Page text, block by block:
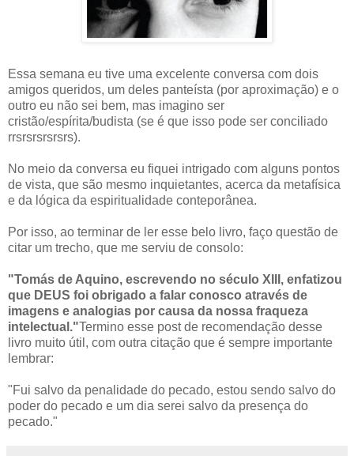
Essa semana eu tive uma excelente conversa com dois
amigos queridos, um deles panteísta (por aproximação) e o
outro eu não sei bem, mas imagino ser
cristão/espírita/budista (se é que isso pode ser conciliado
rrsrsrsrsrsrs).
No meio da conversa eu fiquei intrigado com alguns pontos
de vista, que são mesmo inquietantes, acerca da metafísica
e da lógica da espiritualidade conteporânea.
Por isso, ao terminar de ler esse belo livro, faço questão de
citar um trecho, que me serviu de consolo:
"Tomás de Aquino, escrevendo no século XIII, enfatizou
que DEUS foi obrigado a falar conosco através de
imagens e analogias por causa da nossa fraqueza
intelectual."Termino esse post de recomendação desse
livro muito útil, com outra citação que é sempre importante
lembrar:
"Fui salvo da penalidade do pecado, estou sendo salvo do
poder do pecado e um dia serei salvo da presença do
pecado."